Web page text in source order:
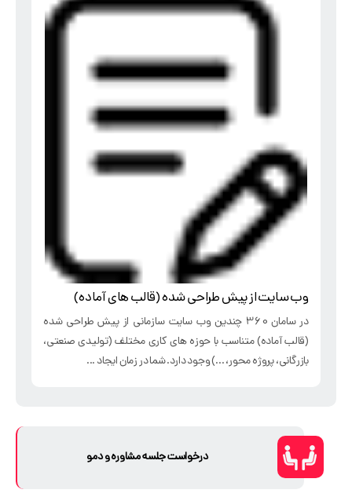
وب سایت از پیش طراحی شده (قالب های آماده)
در سامان 360 چندین وب سایت سازمانی از پیش طراحی شده
(قالب آماده) متناسب با حوزه های کاری مختلف (تولیدی صنعتی،
بازرگانی، پروژه محور، ...) وجود دارد. شما در زمان ایجاد ...
درخواست جلسه مشاوره و دمو